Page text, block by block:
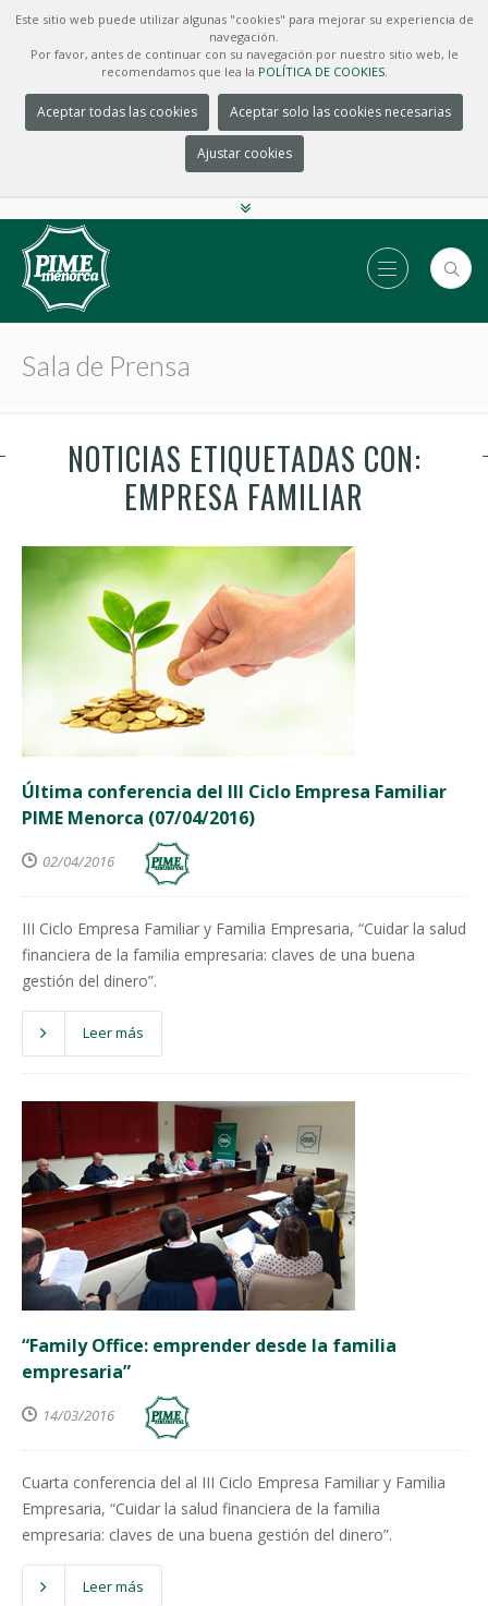
Este sitio web puede utilizar algunas "cookies" para mejorar su experiencia de
navegación.
Por favor, antes de continuar con su navegación por nuestro sitio web, le
recomendamos que lea la POLÍTICA DE COOKIES.
Aceptar todas las cookies Aceptar solo las cookies necesarias
Ajustar cookies
Sala de Prensa
NOTICIAS ETIQUETADAS CON:
EMPRESA FAMILIAR
Última conferencia del III Ciclo Empresa Familiar
PIME Menorca (07/04/2016)
02/04/2016
III Ciclo Empresa Familiar y Familia Empresaria, “Cuidar la salud
financiera de la familia empresaria: claves de una buena
gestión del dinero”.
Leer más
“Family Office: emprender desde la familia
empresaria”
14/03/2016
Cuarta conferencia del al III Ciclo Empresa Familiar y Familia
Empresaria, “Cuidar la salud financiera de la familia
empresaria: claves de una buena gestión del dinero”.
Leer más